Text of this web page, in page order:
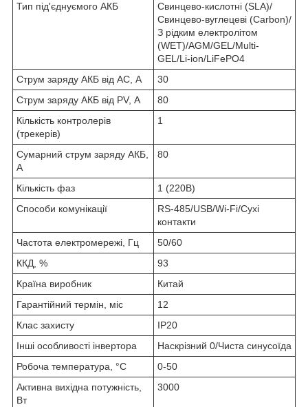
Тип під'єднуємого АКБ
Свинцево-кислотні (SLA)/
Свинцево-вуглецеві (Carbon)/
З рідким електролітом
(WET)/AGM/GEL/Multi-
GEL/Li-ion/LiFePO4
Струм заряду АКБ від AC, А
30
Струм заряду АКБ від PV, А
80
Кількість контролерів
(трекерів)
1
Сумарний струм заряду АКБ,
А
80
Кількість фаз
1 (220В)
Способи комунікації
RS-485/USB/Wi-Fi/Сухі
контакти
Частота електромережі, Гц
50/60
ККД, %
93
Країна виробник
Китай
Гарантійний термін, міс
12
Клас захисту
IP20
Інші особливості інвертора
Наскрізний 0/Чиста синусоїда
Робоча температура, °С
0-50
Активна вихідна потужність,
Вт
3000